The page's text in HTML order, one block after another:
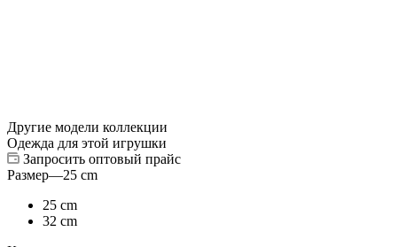
Другие модели коллекции
Одежда для этой игрушки
Запросить оптовый прайс
Размер—25 cm
25 cm
32 cm